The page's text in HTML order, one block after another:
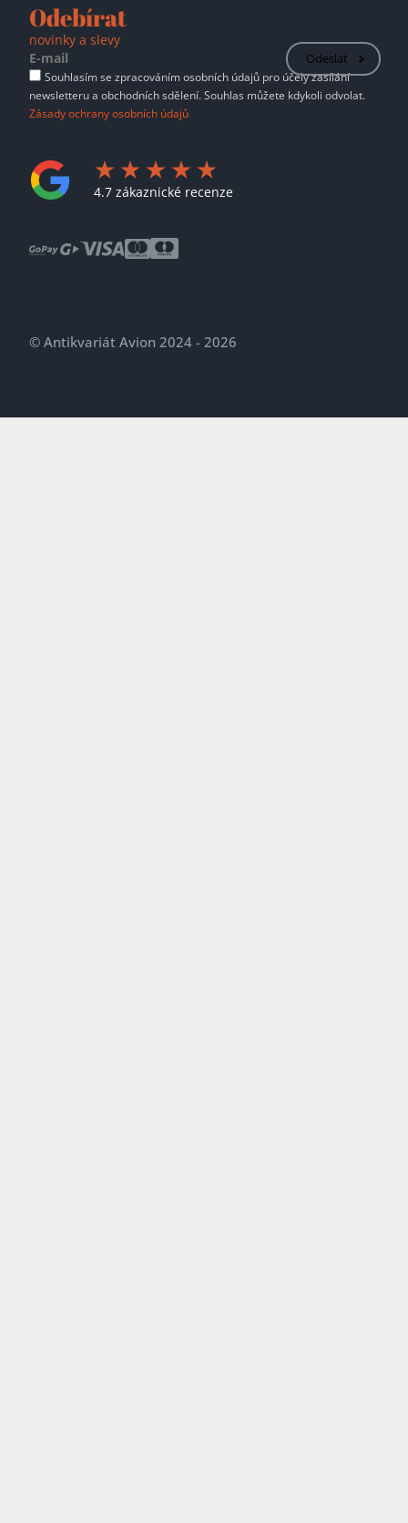
Odebírat
novinky a slevy
Odeslat
Souhlasím se zpracováním osobních údajů pro účely zasílání
newsletteru a obchodních sdělení. Souhlas můžete kdykoli odvolat.
Zásady ochrany osobních údajů
4.7 zákaznické recenze
© Antikvariát Avion 2024 - 2026